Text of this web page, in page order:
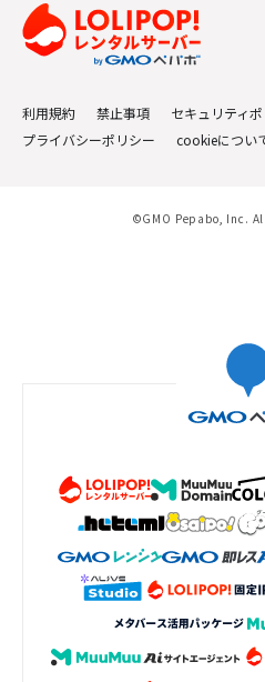
利用規約 禁止事項
セキュリティ
プライバシーポリシー
cookieについ
©GMO Pepabo, Inc.